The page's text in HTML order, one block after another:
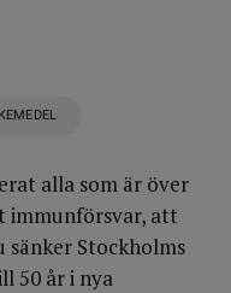
alla som är över
immunförsvar, att
sänker Stockholms
50 år i nya